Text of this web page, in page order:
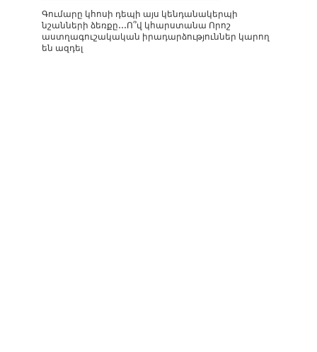
Գումարը կհոսի դեպի այս կենդանակերպի
նշանների ձեռքը․․․Ո՞վ կհարստանա Որոշ
աստղագուշակական իրադարձություններ կարող
են ազդել